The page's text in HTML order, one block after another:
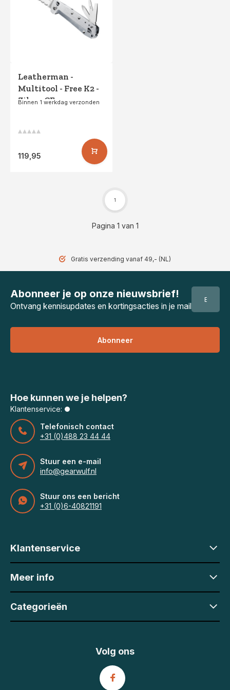
Leatherman -
Multitool - Free K2 -
Zilver CE
Binnen 1 werkdag verzonden
119,95
Pagina 1 van 1
1
Gratis verzending vanaf 49,- (NL)
Abonneer je op onze nieuwsbrief!
Ontvang kennisupdates en kortingsacties in je mail
Abonneer
Hoe kunnen we je helpen?
Klantenservice:
Telefonisch contact
+31 (0)488 23 44 44
Stuur een e-mail
info@gearwulf.nl
Stuur ons een bericht
+31 (0)6-40821191
Klantenservice
Meer info
Categorieën
Volg ons